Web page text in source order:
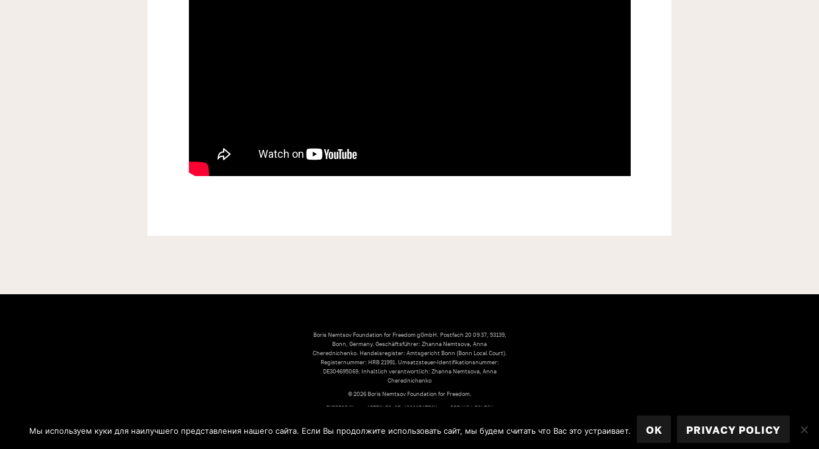
Boris Nemtsov Foundation for Freedom gGmbH. Postfach 20 09 37, 53139,
Bonn, Germany. Geschäftsführer: Zhanna Nemtsova, Anna
Cherednichenko. Handelsregister: Amtsgericht Bonn (Bonn Local Court).
Registernummer: HRB 21991. Umsatzsteuer-Identifikationsnummer:
DE304695069. Inhaltlich verantwortlich: Zhanna Nemtsova, Anna
Cherednichenko
© 2026 Boris Nemtsov Foundation for Freedom.
IMPRESSUM
ARTICLES OF ASSOCIATION PRIVACY POLICY
Мы используем куки для наилучшего представления нашего сайта. Если Вы продолжите использовать сайт, мы будем считать что Вас это устраивает. OK PRIVACY POLICY